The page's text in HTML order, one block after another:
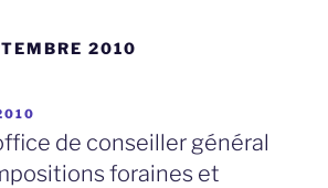
2010
de conseiller général
foraines et